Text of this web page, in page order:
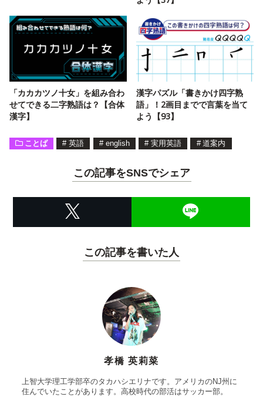
「カカカツノ十女」を組み合わ
せてできる二字熟語は？【合体
漢字】
漢字パズル「書きかけ四字熟
語」！2画目までで言葉を当て
よう【93】
ことば # 英語 # english # 実用英語 # 道案内
この記事をSNSでシェア
この記事を書いた人
孝橋 英莉菜
上智大学理工学部卒のタカハシエリナです。アメリカのNJ州に
住んでいたことがあります。高校時代の部活はサッカー部。